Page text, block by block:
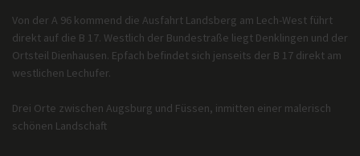
Von der A 96 kommend die Ausfahrt Landsberg am Lech-West führt
direkt auf die B 17. Westlich der Bundestraße liegt Denklingen und der
Ortsteil Dienhausen. Epfach befindet sich jenseits der B 17 direkt am
westlichen Lechufer.
Drei Orte zwischen Augsburg und Füssen, inmitten einer malerisch
schönen Landschaft